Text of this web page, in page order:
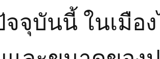
จจุบันนี้ ในเมือ